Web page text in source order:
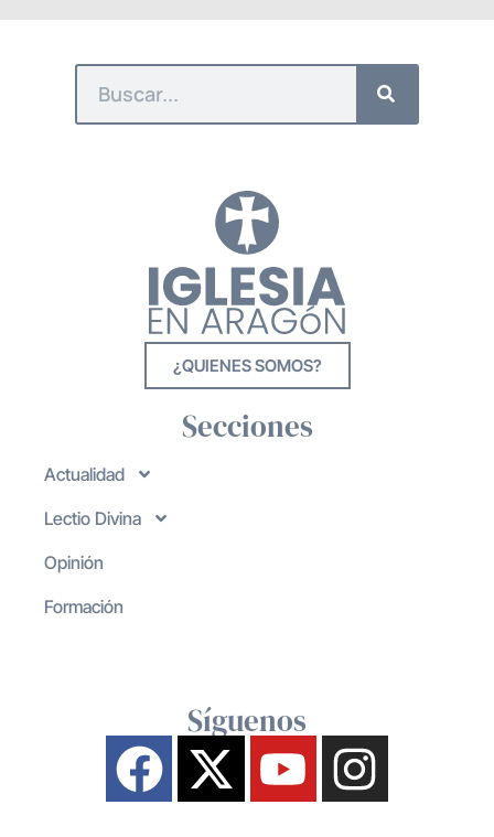
¿QUIENES SOMOS?
Secciones
Actualidad
Lectio Divina
Opinión
Formación
Síguenos